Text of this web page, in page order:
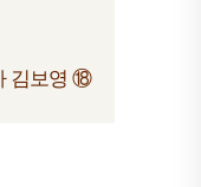
김보영 ⑱